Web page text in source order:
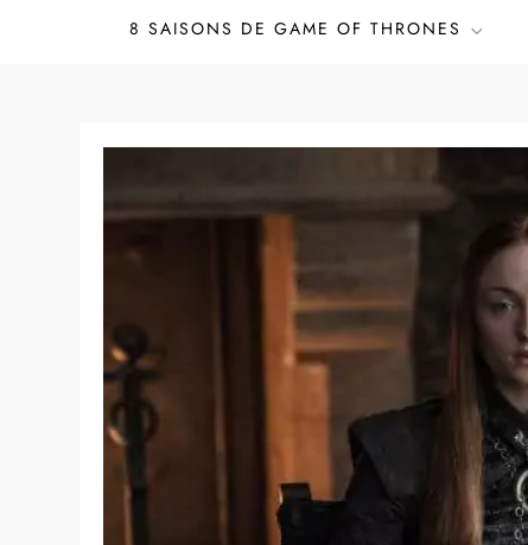
8 SAISONS DE GAME OF THRONES